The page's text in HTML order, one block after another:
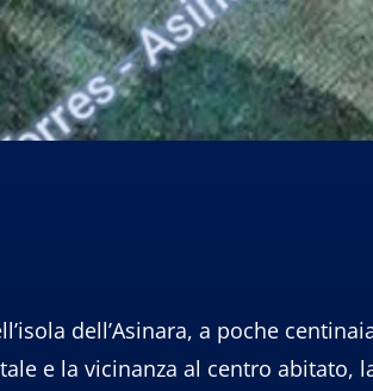
dell’Asinara, a poche
e la vicinanza al centro abitato,